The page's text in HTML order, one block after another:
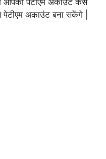
आपको पेटीएम अकाउंट कैसे
अकाउंट बना सकेंगे |